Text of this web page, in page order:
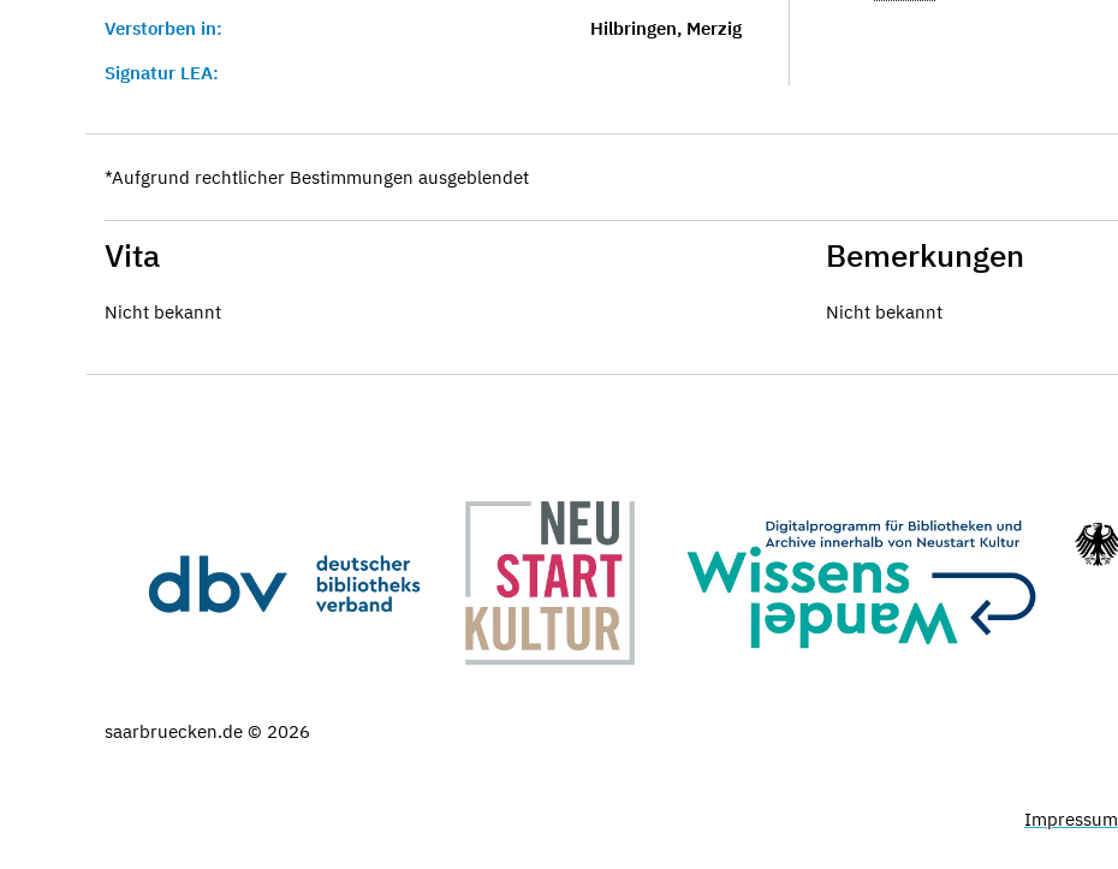
Verstorben in:
Hilbringen, Merzig
Signatur LEA:
*Aufgrund rechtlicher Bestimmungen ausgeblendet
Vita
Nicht bekannt
Bemerkungen
Nicht bekannt
saarbruecken.de © 2026
Impressum